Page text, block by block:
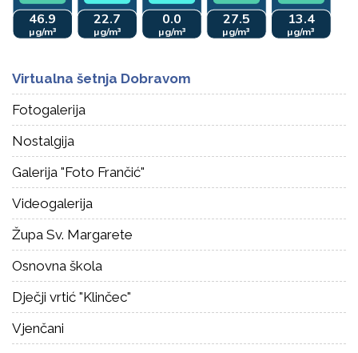
Virtualna šetnja Dobravom
Fotogalerija
Nostalgija
Galerija "Foto Frančić"
Videogalerija
Župa Sv. Margarete
Osnovna škola
Dječji vrtić "Klinčec"
Vjenčani